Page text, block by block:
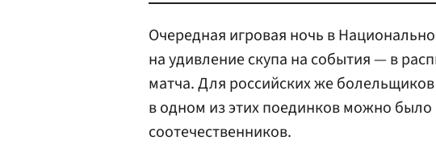
Очередная игровая ночь в
на удивление скупа на события — в
матча. Для российских же
в одном из этих поединков можно было
соотечественников.